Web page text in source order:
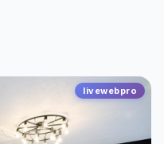
livewebpro